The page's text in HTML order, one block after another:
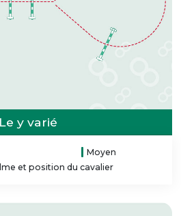
Le y varié
Moyen
et position du cavalier